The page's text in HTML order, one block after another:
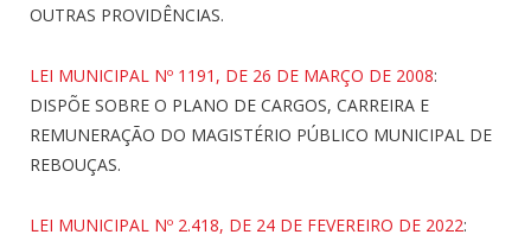
OUTRAS PROVIDÊNCIAS.
LEI MUNICIPAL Nº 1191, DE 26 DE MARÇO DE 2008:
DISPÕE SOBRE O PLANO DE CARGOS, CARREIRA E
REMUNERAÇÃO DO MAGISTÉRIO PÚBLICO MUNICIPAL DE
REBOUÇAS.
LEI MUNICIPAL Nº 2.418, DE 24 DE FEVEREIRO DE 2022: